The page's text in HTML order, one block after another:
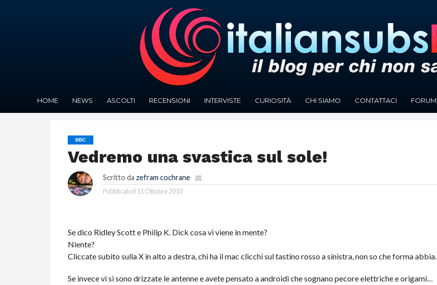
HOME NEWS ASCOLTI RECENSIONI INTERVISTE CURIOSITÀ CHI SIAMO CONTATTACI FORUM
BBC
Vedremo una svastica sul sole!
Scritto da zefram cochrane
Pubblicato il 11 Ottobre 2010
Se dico Ridley Scott e Philip K. Dick cosa vi viene in mente?
Niente?
Cliccate subito sulla X in alto a destra, chi ha il mac clicchi sul tastino rosso a sinistra, non so che forma abbia.
Se invece vi si sono drizzate le antenne e avete pensato a androidi che sognano pecore elettriche e origami…